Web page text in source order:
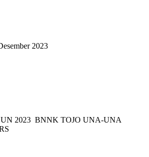
2023
2023 BNNK TOJO UNA-UNA